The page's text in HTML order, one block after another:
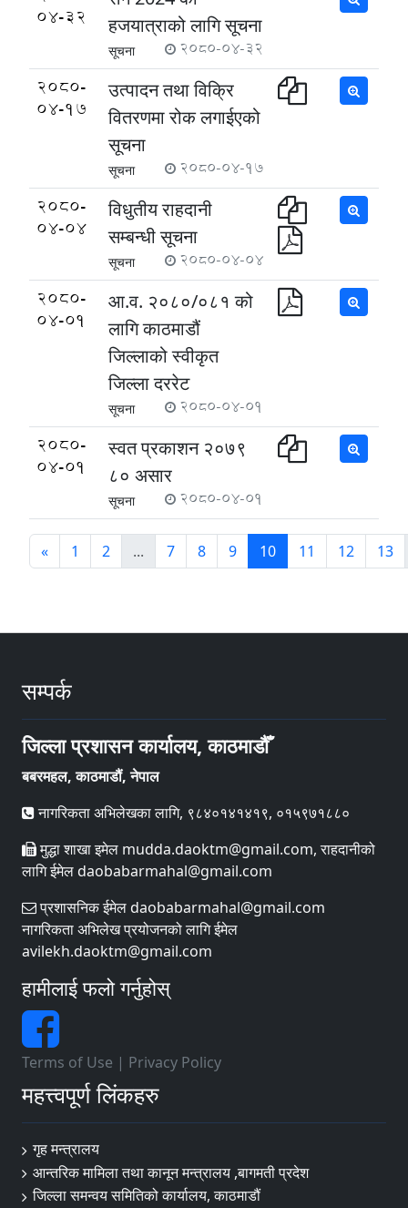
04-32
हजयात्राको लागि सूचना
सूचना 2080-04-32
2080-
04-17
उत्पादन तथा विक्रि
वितरणमा रोक लगाईएको
सूचना
सूचना 2080-04-17
2080-
04-04
विधुतीय राहदानी
सम्बन्धी सूचना
सूचना 2080-04-04
2080-
04-01
आ.व. २०८०/०८१ को
लागि काठमाडौं
जिल्लाको स्वीकृत
जिल्ला दररेट
सूचना 2080-04-01
2080-
04-01
स्वत प्रकाशन २०७९
८० असार
सूचना 2080-04-01
« 1 2 ... 7 8 9 10 11 12 13
सम्पर्क
जिल्ला प्रशासन कार्यालय, काठमाडौँ
बबरमहल, काठमाडौं, नेपाल
नागरिकता अभिलेखका लागि, ९८४०१४१४१९, ०१५९७१८८०
मुद्धा शाखा इमेल mudda.daoktm@gmail.com, राहदानीको
लागि ईमेल daobabarmahal@gmail.com
प्रशासनिक ईमेल daobabarmahal@gmail.com
नागरिकता अभिलेख प्रयोजनको लागि ईमेल
avilekh.daoktm@gmail.com
हामीलाई फलो गर्नुहोस्
Terms of Use | Privacy Policy
महत्त्वपूर्ण लिंकहरु
गृह मन्त्रालय
आन्तरिक मामिला तथा कानून मन्त्रालय ,बागमती प्रदेश
जिल्ला समन्वय समितिको कार्यालय, काठमाडौं